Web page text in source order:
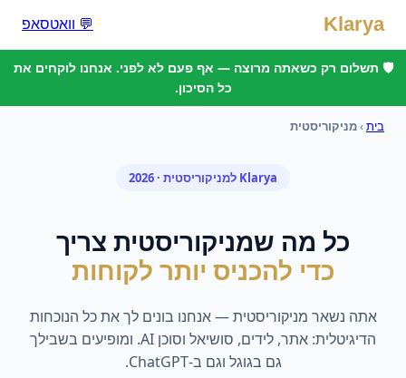
Klarya 💬 וואטסאפ
🛡️ תשלום רק כשאתה מרוצה — אף פעם לא לפני. אנחנו לוקחים את
כל הסיכון.
בית›מניקוריסטית
Klarya ל מניקוריסטית · 2026
כל מה שמניקוריסטית צריך
כדי להכניס יותר לקוחות
אתה נשאר מניקוריסטית— אנחנו בונים לך את כל הנוכחות
הדיגיטלית: אתר, לידים, סושיאל וסוכן AI. ומופיעים בשבילך
גם בגוגל וגם ב-ChatGPT.